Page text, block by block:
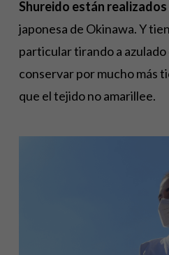
Shureido están realizados
japonesa de Okinawa. Y
particular tirando a
conservar por mucho más
que el tejido no amarillee.